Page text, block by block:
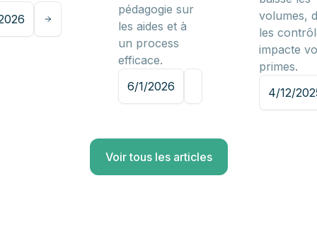
pédagogie sur
les aides et à
un process
efficace.
6/1/2026
volumes,
les
impacte
primes.
4/12/
Voir tous les articles